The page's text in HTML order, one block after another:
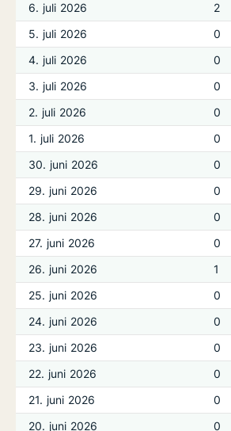
6. juli 2026
2
5. juli 2026
0
4. juli 2026
0
3. juli 2026
0
2. juli 2026
0
1. juli 2026
0
30. juni 2026
0
29. juni 2026
0
28. juni 2026
0
27. juni 2026
0
26. juni 2026
1
25. juni 2026
0
24. juni 2026
0
23. juni 2026
0
22. juni 2026
0
21. juni 2026
0
20. juni 2026
0